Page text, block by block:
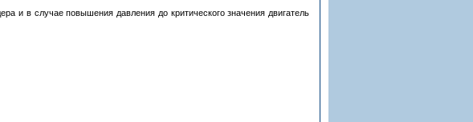
и в случае повышения давления до критического значения двигатель